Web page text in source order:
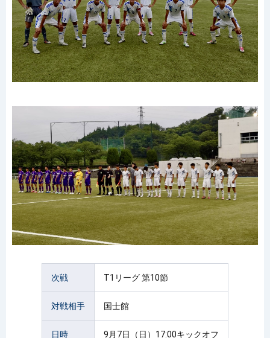
次戦 T1リーグ 第10節
対戦相手 国士館
日時 9月7日（日）17:00キックオフ